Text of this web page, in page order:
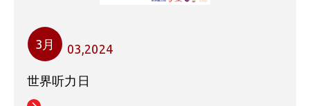
3月 03,2024
世界听力日